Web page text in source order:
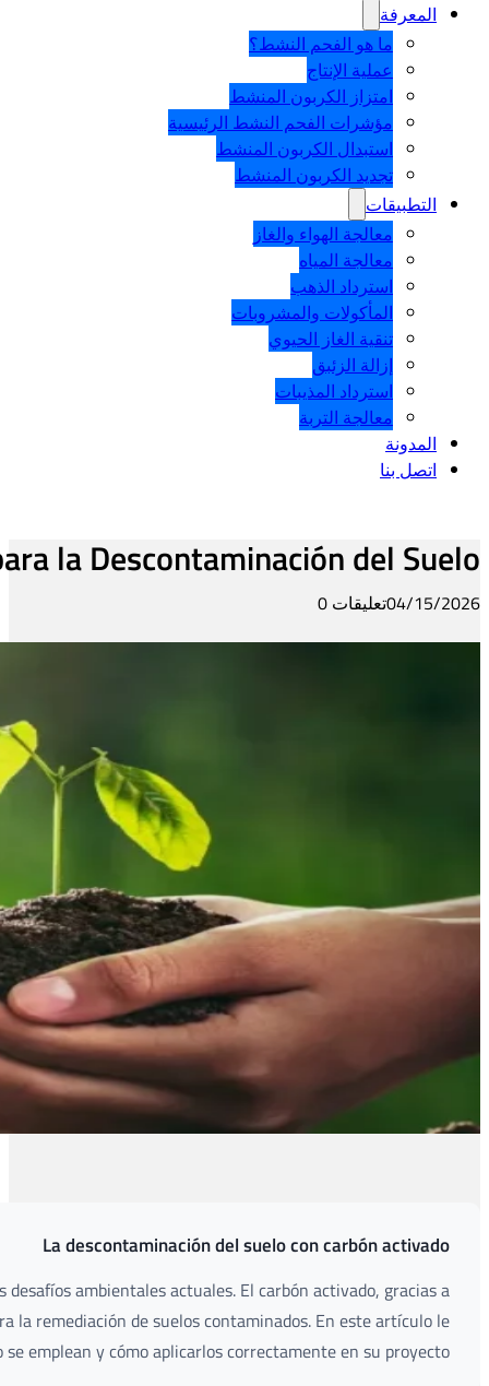
La presencia de contaminantes orgánicos, hidrocarburos
su elevada porosidad y capacidad de adsorción,